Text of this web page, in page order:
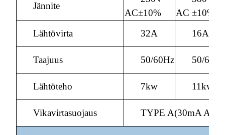
Jännite
AC±10%
AC ±10%
Lähtövirta
32A 16A
Taajuus 50/60Hz 50/
Lähtöteho 7kw 11kw
Vikavirtasuojaus TYPE A(30mA AC)